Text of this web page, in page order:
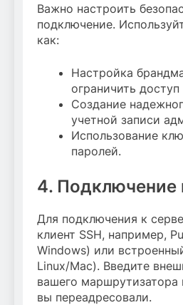
Важно настроить
подключение.
как:
Настройка
ограничить
Создание
учетной записи
Использование
паролей.
4. Подключение
Для подключения к
клиент SSH, например,
Windows) или
Linux/Mac). Введите
вашего маршрутизатора
вы переадресовали.